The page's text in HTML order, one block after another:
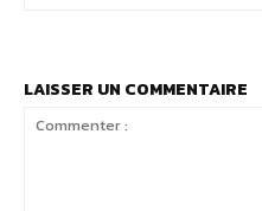
LAISSER UN COMMENTAIRE